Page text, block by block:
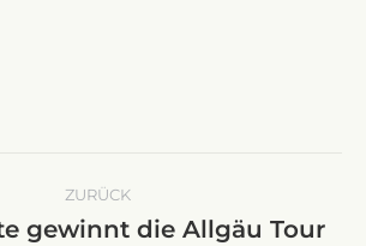
ZURÜCK
gewinnt die Allgäu Tour